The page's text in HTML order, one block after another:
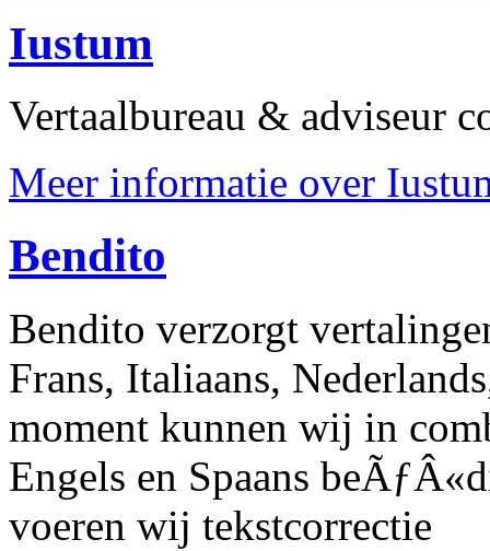
Iustum
Vertaalbureau & adviseur
Meer informatie over
Bendito
Bendito verzorgt
Frans, Italiaans,
moment kunnen wij in
Engels en Spaans
voeren wij tekstcorrectie